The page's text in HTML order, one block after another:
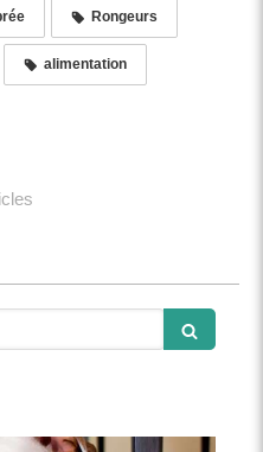
Rongeurs
alimentation